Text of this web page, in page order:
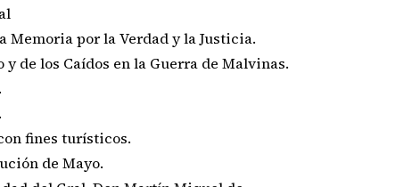
Memoria por la Verdad y la Justicia.
de los Caídos en la Guerra de Malvinas.
fines turísticos.
de Mayo.